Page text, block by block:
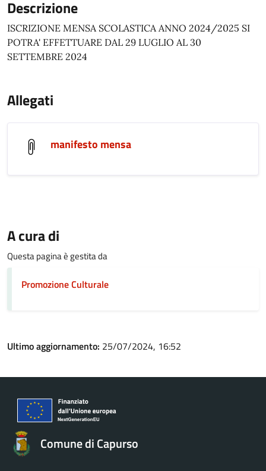
Descrizione
ISCRIZIONE MENSA SCOLASTICA ANNO 2024/2025 SI
POTRA' EFFETTUARE DAL 29 LUGLIO AL 30
SETTEMBRE 2024
Allegati
manifesto mensa
A cura di
Questa pagina è gestita da
Promozione Culturale
Ultimo aggiornamento: 25/07/2024, 16:52
Comune di Capurso